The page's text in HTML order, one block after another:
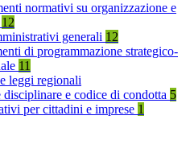
normativi su organizzazione e
12
generali 12
di programmazione strategico-
11
leggi regionali
disciplinare e codice di condotta 5
per cittadini e imprese 1